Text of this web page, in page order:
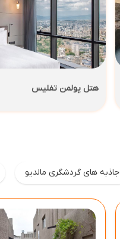
هتل پولمن تفلیس
جاذبه های گردشگری مالدیو